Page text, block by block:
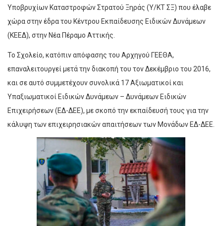
Υποβρυχίων Καταστροφών Στρατού Ξηράς (Υ/ΚΤ ΣΞ) που έλαβε
χώρα στην έδρα του Κέντρου Εκπαίδευσης Ειδικών Δυνάμεων
(ΚΕΕΔ), στην Νέα Πέραμο Αττικής.
Το Σχολείο, κατόπιν απόφασης του Αρχηγού ΓΕΕΘΑ,
επαναλειτουργεί μετά την διακοπή του τον Δεκέμβριο του 2016,
και σε αυτό συμμετέχουν συνολικά 17 Αξιωματικοί και
Υπαξιωματικοί Ειδικών Δυνάμεων – Δυνάμεων Ειδικών
Επιχειρήσεων (ΕΔ-ΔΕΕ), με σκοπό την εκπαίδευσή τους για την
κάλυψη των επιχειρησιακών απαιτήσεων των Μονάδων ΕΔ-ΔΕΕ.